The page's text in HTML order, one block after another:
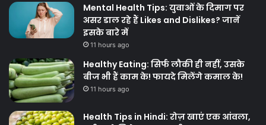
Mental Health Tips: युवाओं के दिमाग पर
असर डाल रहे हैं Likes and Dislikes? जानें
इसके बारे में
11 hours ago
Healthy Eating: सिर्फ लौकी ही नहीं, उसके
बीज भी हैं काम के! फायदे मिलेंगे कमाल के!
11 hours ago
Health Tips in Hindi: रोज़ खाएं एक आंवला,